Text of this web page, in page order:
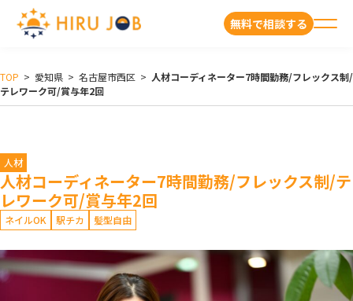
無料で相談する
TOP > 愛知県 > 名古屋市西区 > 人材コーディネーター7時間勤務/フレックス制/
テレワーク可/賞与年2回
人材
人材コーディネーター7時間勤務/フレックス制/テ
レワーク可/賞与年2回
ネイルOK 駅チカ 髪型自由